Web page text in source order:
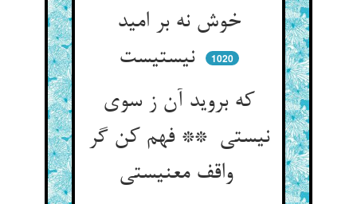
خوش نه بر امید
نیستیست
1020
که بروید آن ز سوی
نیستی ** فهم کن گر
واقف معنیستی